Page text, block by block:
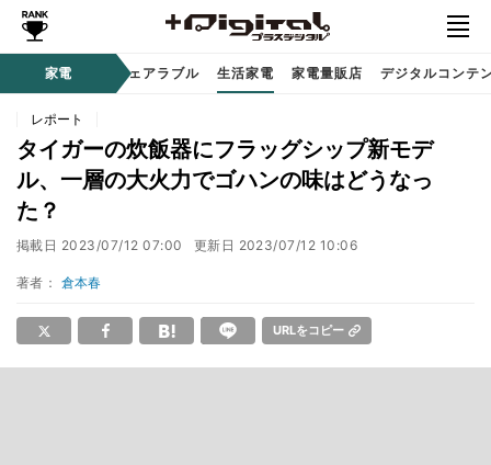
家電
ディオ 時計 / ウェアラブル 生活家電 家電量販店 デジタルコンテ
レポート
タイガーの炊飯器にフラッグシップ新モデ
ル、一層の大火力でゴハンの味はどうなっ
た？
掲載日 2023/07/12 07:00 更新日 2023/07/12 10:06
著者： 倉本春
URLをコピー